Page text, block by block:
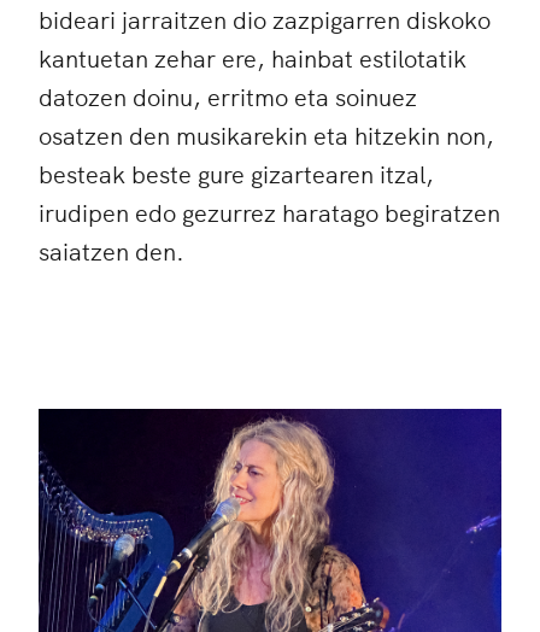
bideari jarraitzen dio zazpigarren diskoko
kantuetan zehar ere, hainbat estilotatik
datozen doinu, erritmo eta soinuez
osatzen den musikarekin eta hitzekin non,
besteak beste gure gizartearen itzal,
irudipen edo gezurrez haratago begiratzen
saiatzen den.